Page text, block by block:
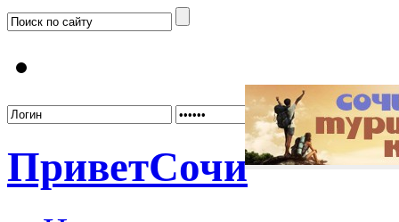
ПриветСочи